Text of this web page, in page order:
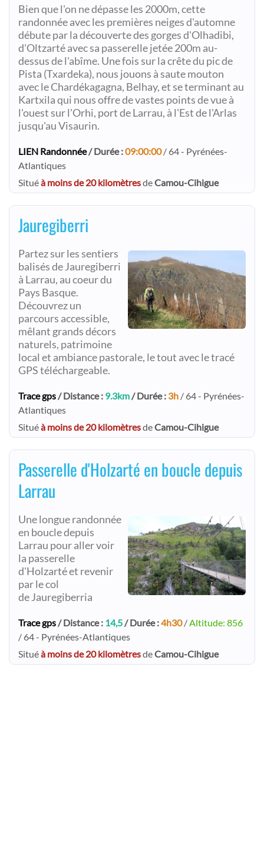
Bien que l'on ne dépasse les 2000m, cette
randonnée avec les premières neiges d'automne
débute par la découverte des gorges d'Olhadibi,
d'Oltzarté avec sa passerelle jetée 200m au-
dessus de l'abîme. Une fois sur la crête du pic de
Pista (Txardeka), nous jouons à saute mouton
avec le Chardékagagna, Belhay, et se terminant au
Kartxila qui nous offre de vastes points de vue à
l'ouest sur l'Orhi, port de Larrau, à l'Est de l'Arlas
jusqu'au Visaurin.
LIEN Randonnée/ Durée :09:00:00/ 64 - Pyrénées-
Atlantiques
Situéà moins de 20 kilomètresdeCamou-Cihigue
Jauregiberri
Partez sur les sentiers
balisés de Jauregiberri
à Larrau, au coeur du
Pays Basque.
Découvrez un
parcours accessible,
mêlant grands décors
naturels, patrimoine
local et ambiance pastorale, le tout avec le tracé
GPS téléchargeable.
Trace gps/ Distance : 9.3km/ Durée : 3h / 64 - Pyrénées-
Atlantiques
Situéà moins de 20 kilomètresdeCamou-Cihigue
Passerelle d'Holzarté en boucle depuis
Larrau
Une longue randonnée
en boucle depuis
Larrau pour aller voir
la passerelle
d'Holzarté et revenir
par le col
de Jauregiberria
Trace gps/ Distance : 14,5/ Durée :4h30/Altitude: 856
/ 64 - Pyrénées-Atlantiques
Situéà moins de 20 kilomètresdeCamou-Cihigue